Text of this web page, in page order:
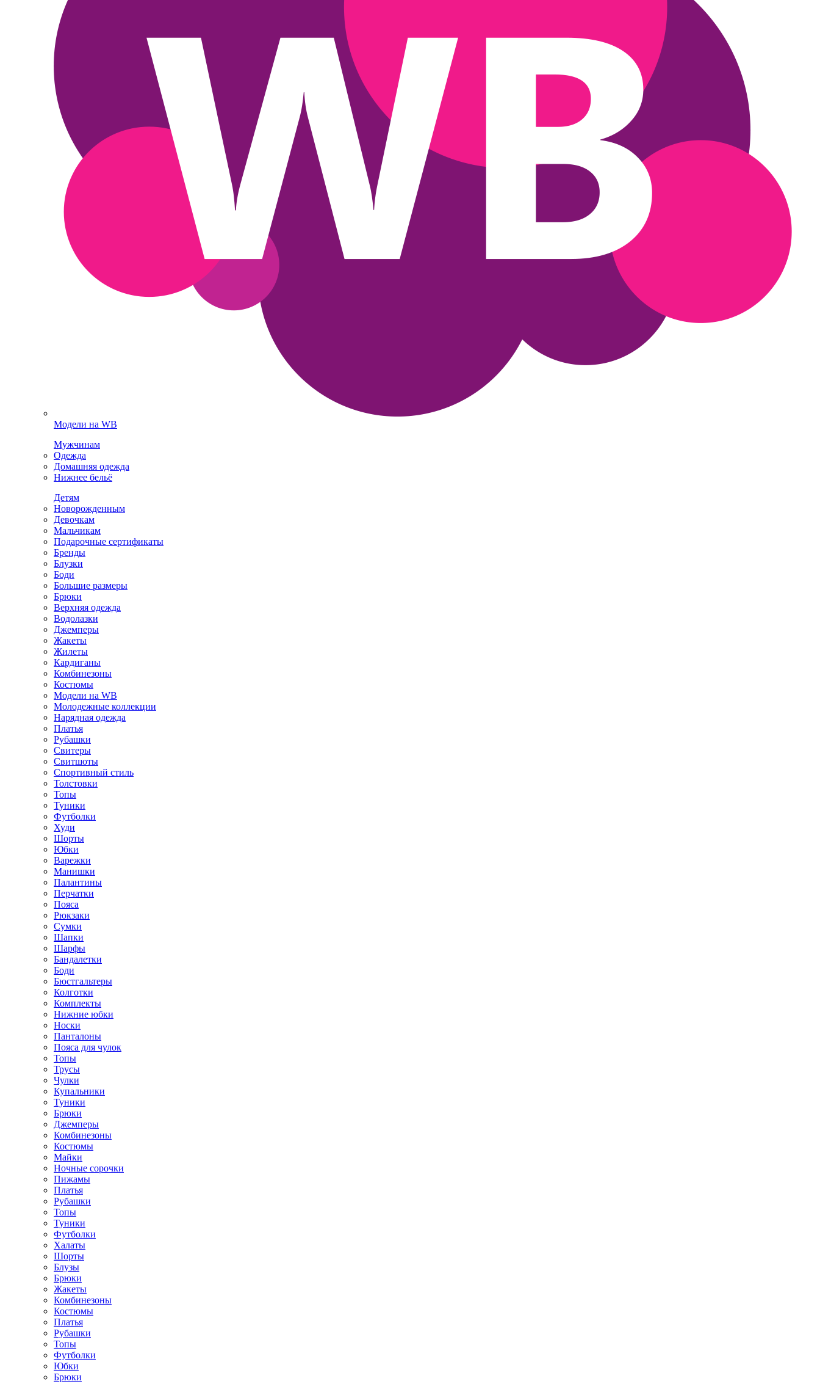
Модели на WB
Мужчинам
Одежда
Домашняя одежда
Нижнее бельё
Детям
Новорожденным
Девочкам
Мальчикам
Подарочные сертификаты
Бренды
Блузки
Боди
Большие размеры
Брюки
Верхняя одежда
Водолазки
Джемперы
Жакеты
Жилеты
Кардиганы
Комбинезоны
Костюмы
Модели на WB
Молодежные коллекции
Нарядная одежда
Платья
Рубашки
Свитеры
Свитшоты
Спортивный стиль
Толстовки
Топы
Туники
Футболки
Худи
Шорты
Юбки
Варежки
Манишки
Палантины
Перчатки
Пояса
Рюкзаки
Сумки
Шапки
Шарфы
Бандалетки
Боди
Бюстгальтеры
Колготки
Комплекты
Нижние юбки
Носки
Панталоны
Поясa для чулок
Топы
Трусы
Чулки
Купальники
Туники
Брюки
Джемперы
Комбинезоны
Костюмы
Майки
Ночные сорочки
Пижамы
Платья
Рубашки
Топы
Туники
Футболки
Халаты
Шорты
Блузы
Брюки
Жакеты
Комбинезоны
Костюмы
Платья
Рубашки
Топы
Футболки
Юбки
Брюки